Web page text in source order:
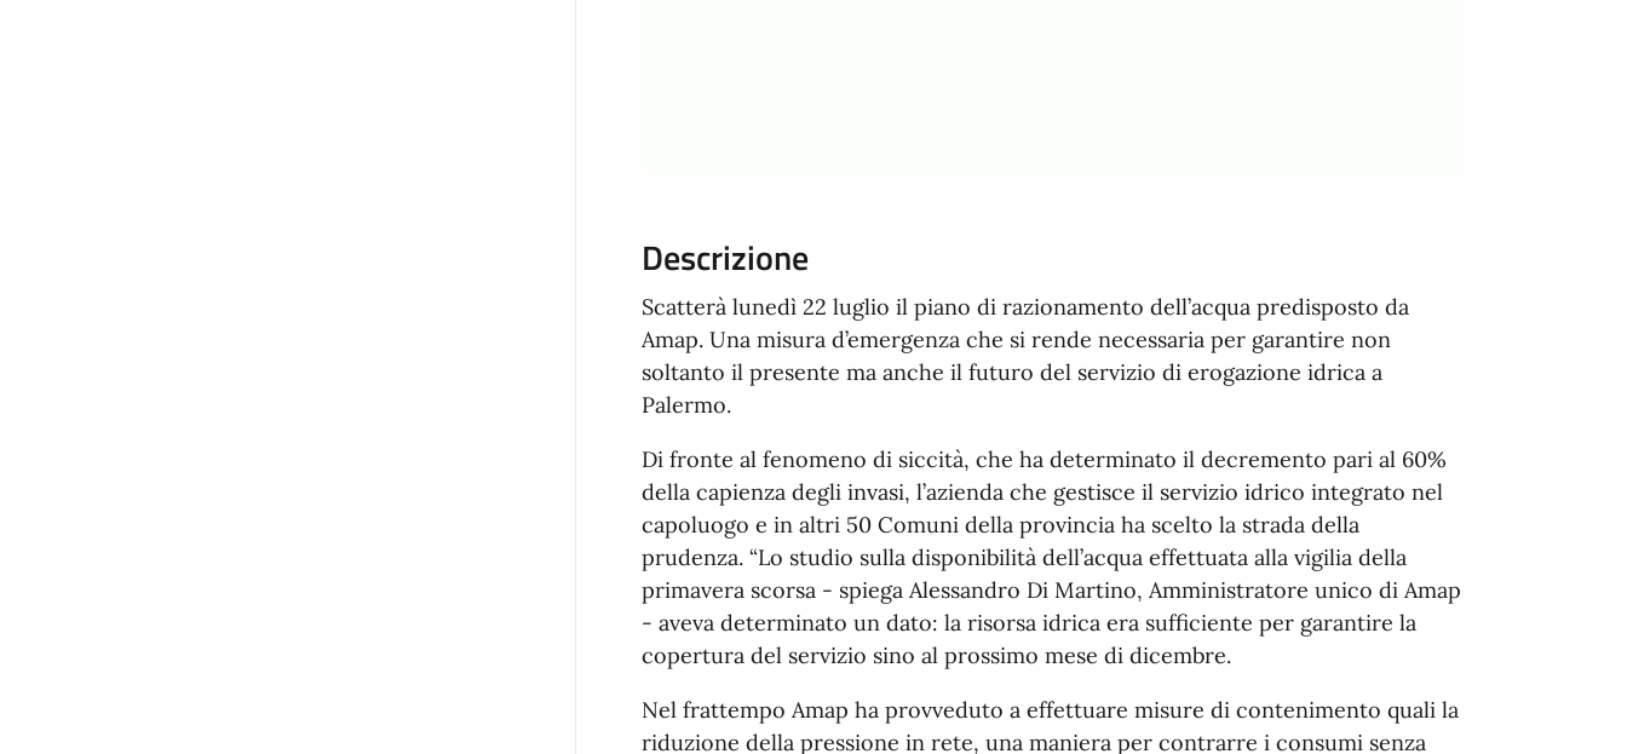
Descrizione
Scatterà lunedì 22 luglio il piano di razionamento dell’acqua predisposto da
Amap. Una misura d’emergenza che si rende necessaria per garantire non
soltanto il presente ma anche il futuro del servizio di erogazione idrica a
Palermo.
Di fronte al fenomeno di siccità, che ha determinato il decremento pari al 60%
della capienza degli invasi, l’azienda che gestisce il servizio idrico integrato nel
capoluogo e in altri 50 Comuni della provincia ha scelto la strada della
prudenza. “Lo studio sulla disponibilità dell’acqua effettuata alla vigilia della
primavera scorsa - spiega Alessandro Di Martino, Amministratore unico di Amap
- aveva determinato un dato: la risorsa idrica era sufficiente per garantire la
copertura del servizio sino al prossimo mese di dicembre.
Nel frattempo Amap ha provveduto a effettuare misure di contenimento quali la
riduzione della pressione in rete, una maniera per contrarre i consumi senza